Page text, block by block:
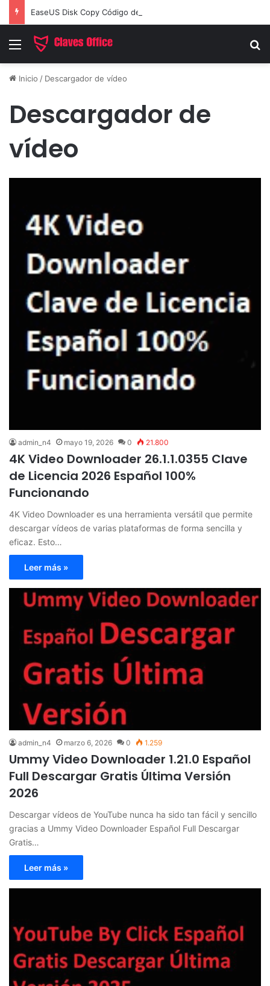
Menú
Inicio / Descargador de vídeo
Descargador de
vídeo
admin_n4 mayo 19, 2026 0 21.800
4K Video Downloader 26.1.1.0355 Clave
de Licencia 2026 Español 100%
Funcionando
4K Video Downloader es una herramienta versátil que permite
descargar vídeos de varias plataformas de forma sencilla y
eficaz. Esto…
Leer más »
admin_n4 marzo 6, 2026 0 1.259
Ummy Video Downloader 1.21.0 Español
Full Descargar Gratis Última Versión
2026
Descargar vídeos de YouTube nunca ha sido tan fácil y sencillo
gracias a Ummy Video Downloader Español Full Descargar
Gratis…
Leer más »